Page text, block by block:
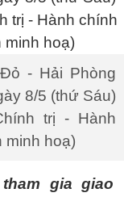
- Hải Phòng
8/5 (thứ Sáu)
trị - Hành
minh hoạ)
gia giao